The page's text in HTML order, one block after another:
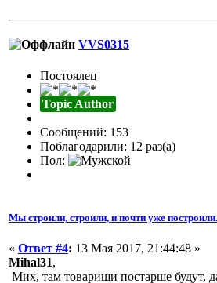
VVS0315
Постоялец
Topic Author
Сообщений: 153
Поблагодарили: 12 раз(а)
Пол:
Мы строили, строили, и почти уже
« Ответ #4: 13 Мая 2017, 21:44:48 »
Mihal31,
Мих, там товарищи постарше будут,